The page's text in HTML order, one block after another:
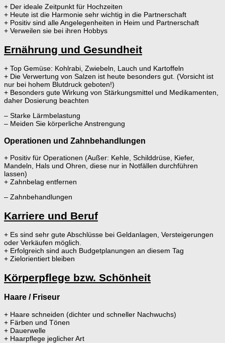
+ Der ideale Zeitpunkt für Hochzeiten
+ Heute ist die Harmonie sehr wichtig in die Partnerschaft
+ Positiv sind alle Angelegenheiten in Heim und Partnerschaft
+ Verweilen sie bei ihren Hobbys
Ernährung und Gesundheit
+ Top Gemüse: Kohlrabi, Zwiebeln, Lauch und Kartoffeln
+ Die Verwertung von Salzen ist heute besonders gut. (Vorsicht ist
nur bei hohem Blutdruck geboten!)
+ Besonders gute Wirkung von Stärkungsmittel und Medikamenten,
daher Dosierung beachten
– Starke Lärmbelastung
– Meiden Sie körperliche Anstrengung
Operationen und Zahnbehandlungen
+ Positiv für Operationen (Außer: Kehle, Schilddrüse, Kiefer,
Mandeln, Hals und Ohren, diese nur in Notfällen durchführen
lassen)
+ Zahnbelag entfernen
– Zahnbehandlungen
Karriere und Beruf
+ Es sind sehr gute Abschlüsse bei Geldanlagen, Versteigerungen
oder Verkäufen möglich.
+ Erfolgreich sind auch Budgetplanungen an diesem Tag
+ Zielorientiert bleiben
Körperpflege bzw. Schönheit
Haare / Friseur
+ Haare schneiden (dichter und schneller Nachwuchs)
+ Färben und Tönen
+ Dauerwelle
+ Haarpflege jeglicher Art